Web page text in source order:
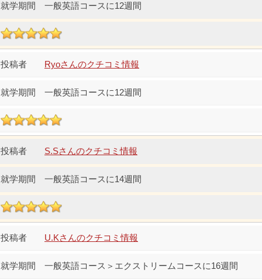
一般英語コースに12週間
Ryoさんのクチコミ情報
一般英語コースに12週間
S.Sさんのクチコミ情報
一般英語コースに14週間
U.Kさんのクチコミ情報
一般英語コース＞エクストリームコースに16週間